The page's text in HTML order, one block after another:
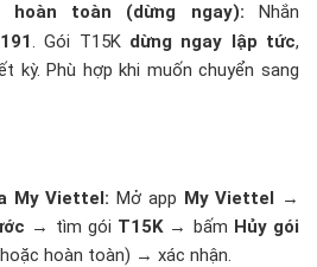
toàn (dừng ngay): Nhắn
191. Gói T15K dừng ngay lập tức,
kỳ. Phù hợp khi muốn chuyển sang
My Viettel: Mở app My Viettel →
→ tìm gói T15K→ bấm Hủy gói
hoàn toàn) → xác nhận.